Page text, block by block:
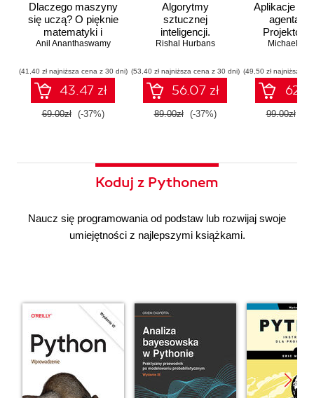
Dlaczego maszyny
się uczą? O pięknie
matematyki i
działaniu
sztucznej
Anil Ananthaswamy
(41,40 zł najniższa cena z 30 dni)
43.47 zł
69.00zł (-37%)
Algorytmy
sztucznej
inteligencji.
Ilustrowany
Rishal Hurbans
(53,40 zł najniższa cena z 30 dni)
56.07 zł
89.00zł (-37%)
Aplikacje
agentach
Michael
(49,50 zł najniższa
99.00zł
Koduj z Pythonem
Naucz się programowania od podstaw lub rozwijaj swoje
umiejętności z najlepszymi książkami.